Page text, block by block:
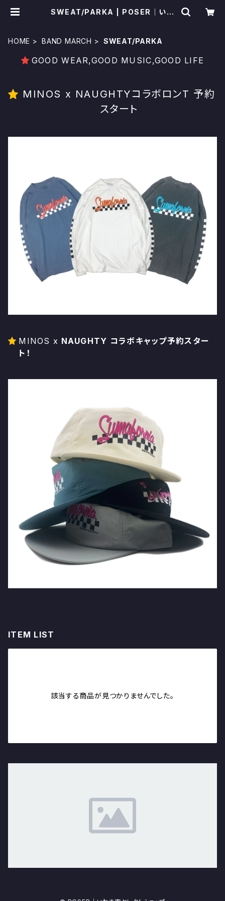
SWEAT/PARKA | POSER｜いわ
HOME BAND MARCH SWEAT/PARKA
GOOD WEAR,GOOD MUSIC,GOOD LIFE
MINOS x NAUGHTYコラボロンT 予約
スタート
MINOS x NAUGHTY コラボキャップ予約スター
ト！
ITEM LIST
該当する商品が見つかりませんでした。